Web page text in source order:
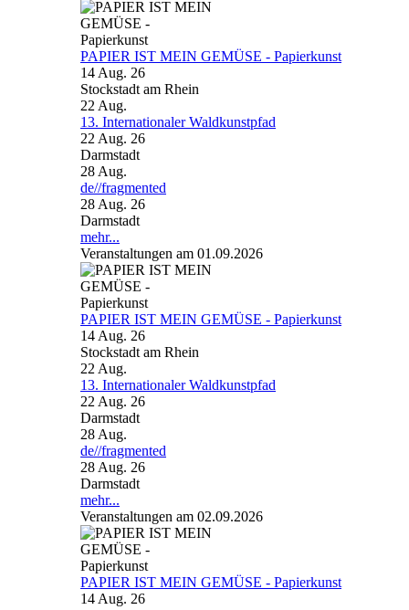
PAPIER IST MEIN GEMÜSE - Papierkunst
14 Aug. 26
Stockstadt am Rhein
22Aug.
13. Internationaler Waldkunstpfad
22 Aug. 26
Darmstadt
28Aug.
de//fragmented
28 Aug. 26
Darmstadt
mehr...
Veranstaltungen am 01.09.2026
PAPIER IST MEIN GEMÜSE - Papierkunst
14 Aug. 26
Stockstadt am Rhein
22Aug.
13. Internationaler Waldkunstpfad
22 Aug. 26
Darmstadt
28Aug.
de//fragmented
28 Aug. 26
Darmstadt
mehr...
Veranstaltungen am 02.09.2026
PAPIER IST MEIN GEMÜSE - Papierkunst
14 Aug. 26